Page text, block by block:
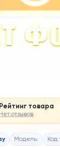
Рейтинг товара
Нет отзывов
Модель: Код